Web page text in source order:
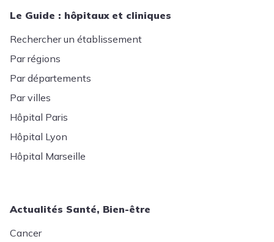
Le Guide : hôpitaux et cliniques
Rechercher un établissement
Par régions
Par départements
Par villes
Hôpital Paris
Hôpital Lyon
Hôpital Marseille
Actualités Santé, Bien-être
Cancer